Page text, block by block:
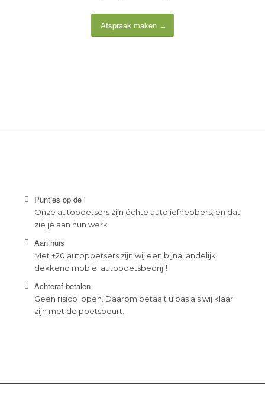
Afspraak maken
Puntjes op de i
Onze autopoetsers zijn échte autoliefhebbers, en dat
zie je aan hun werk.
Aan huis
Met +20 autopoetsers zijn wij een bijna landelijk
dekkend mobiel autopoetsbedrijf!
Achteraf betalen
Geen risico lopen. Daarom betaalt u pas als wij klaar
zijn met de poetsbeurt.